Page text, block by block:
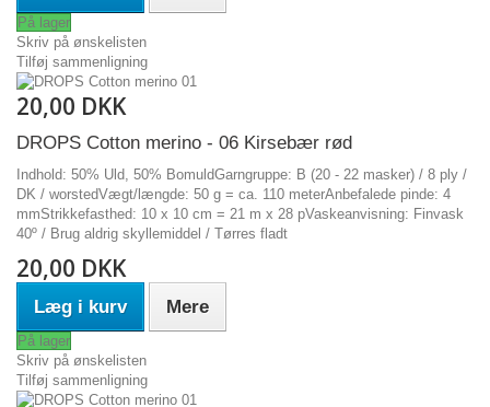
På lager
Skriv på ønskelisten
Tilføj sammenligning
20,00 DKK
DROPS Cotton merino - 06 Kirsebær rød
Indhold: 50% Uld, 50% BomuldGarngruppe: B (20 - 22 masker) / 8 ply /
DK / worstedVægt/længde: 50 g = ca. 110 meterAnbefalede pinde: 4
mmStrikkefasthed: 10 x 10 cm = 21 m x 28 pVaskeanvisning: Finvask
40º / Brug aldrig skyllemiddel / Tørres fladt
20,00 DKK
Læg i kurv Mere
På lager
Skriv på ønskelisten
Tilføj sammenligning